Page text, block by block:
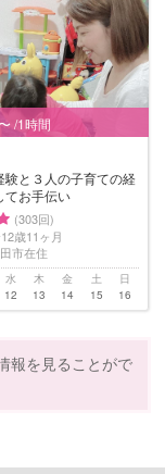
/1時間
験と３人の子育ての経
てお手伝い
(303回)
歳11ヶ月
市在住
水
12
木
13
金
14
土
15
日
16
報を見ることがで